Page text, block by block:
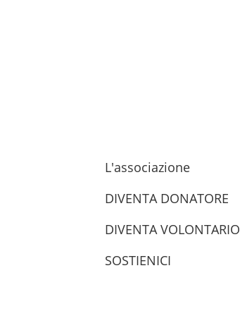
L'associazione
DIVENTA DONATORE
DIVENTA VOLONTARIO
SOSTIENICI